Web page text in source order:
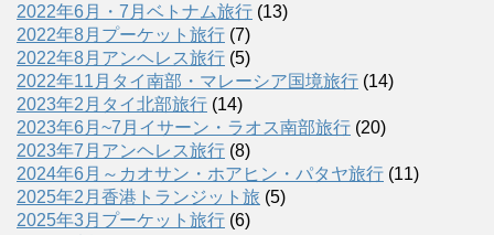
2022年6月・7月ベトナム旅行 (13)
2022年8月プーケット旅行 (7)
2022年8月アンヘレス旅行 (5)
2022年11月タイ南部・マレーシア国境旅行 (14)
2023年2月タイ北部旅行 (14)
2023年6月~7月イサーン・ラオス南部旅行 (20)
2023年7月アンヘレス旅行 (8)
2024年6月～カオサン・ホアヒン・パタヤ旅行 (11)
2025年2月香港トランジット旅 (5)
2025年3月プーケット旅行 (6)